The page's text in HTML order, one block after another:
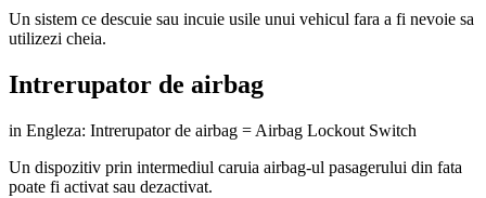
Un sistem ce descuie sau incuie usile unui vehicul fara a fi nevoie sa
utilizezi cheia.
Intrerupator de airbag
in Engleza: Intrerupator de airbag = Airbag Lockout Switch
Un dispozitiv prin intermediul caruia airbag-ul pasagerului din fata
poate fi activat sau dezactivat.